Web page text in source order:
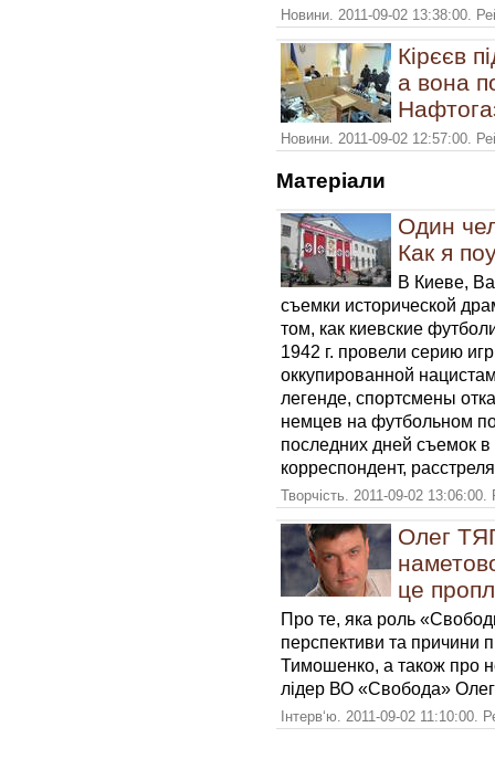
Новини. 2011-09-02 13:38:00.
Кірєєв
а вона
Новини. 2011-09-02 12:57:00.
Матерiали
Один
Как я
В Киеве,
съемки исторической
том, как киевские
1942 г. провели серию
оккупированной
легенде, спортсмены
немцев на футбольном
последних дней съемок
корреспондент,
Творчість. 2011-09-02
Олег
це
Про те, яка роль
перспективи та причини
Тимошенко, а також про
лідер ВО «Свобода»
Інтерв‘ю. 2011-09-02 11:10:00.